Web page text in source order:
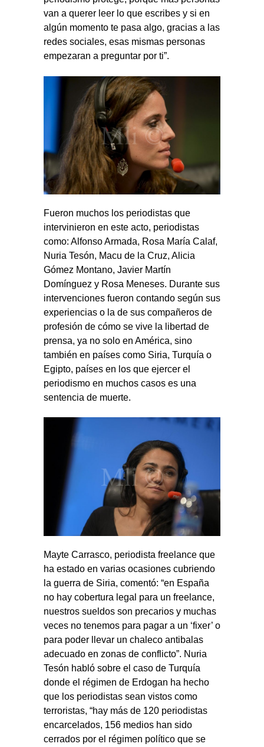
van a querer leer lo que escribes y si en
algún momento te pasa algo, gracias a las
redes sociales, esas mismas personas
empezaran a preguntar por ti”.
Fueron muchos los periodistas que
intervinieron en este acto, periodistas
como: Alfonso Armada, Rosa María Calaf,
Nuria Tesón, Macu de la Cruz, Alicia
Gómez Montano, Javier Martín
Domínguez y Rosa Meneses. Durante sus
intervenciones fueron contando según sus
experiencias o la de sus compañeros de
profesión de cómo se vive la libertad de
prensa, ya no solo en América, sino
también en países como Siria, Turquía o
Egipto, países en los que ejercer el
periodismo en muchos casos es una
sentencia de muerte.
Mayte Carrasco, periodista freelance que
ha estado en varias ocasiones cubriendo
la guerra de Siria, comentó: “en España
no hay cobertura legal para un freelance,
nuestros sueldos son precarios y muchas
veces no tenemos para pagar a un ‘fixer’ o
para poder llevar un chaleco antibalas
adecuado en zonas de conflicto”. Nuria
Tesón habló sobre el caso de Turquía
donde el régimen de Erdogan ha hecho
que los periodistas sean vistos como
terroristas, “hay más de 120 periodistas
encarcelados, 156 medios han sido
cerrados por el régimen político que se